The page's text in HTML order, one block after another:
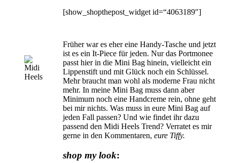
[show_shopthepost_widget id=“4063189″]
Früher war es eher eine Handy-Tasche und jetzt
ist es ein It-Piece für jeden. Nur das Portmonee
passt hier in die Mini Bag hinein, vielleicht ein
Lippenstift und mit Glück noch ein Schlüssel.
Mehr braucht man wohl als moderne Frau nicht
mehr. In meine Mini Bag muss dann aber
Minimum noch eine Handcreme rein, ohne geht
bei mir nichts. Was muss in eure Mini Bag auf
jeden Fall passen? Und wie findet ihr dazu
passend den Midi Heels Trend? Verratet es mir
gerne in den Kommentaren, eure Tiffy.
shop my look: